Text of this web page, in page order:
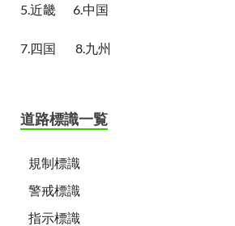
5.近畿 6.中国
7.四国 8.九州
道路標識一覧
規制標識
警戒標識
指示標識